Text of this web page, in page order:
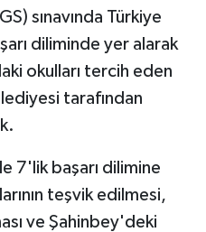
sınavında Türkiye
diliminde yer alarak
okulları tercih eden
tarafından
7'lik başarı dilimine
teşvik edilmesi,
ve Şahinbey'deki